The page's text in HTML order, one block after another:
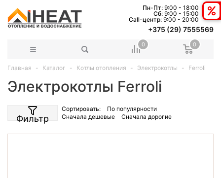
Пн-Пт: 9:00 - 18:00
Сб: 9:00 - 15:00
Сall-центр: 9:00 - 20:00
+375 (29) 7555569
0 0
Главная Каталог Котлы отопления Электрокотлы Ferroli
Электрокотлы Ferroli
Фильтр
Сортировать:
По популярности
Сначала дешевые
Сначала дорогие